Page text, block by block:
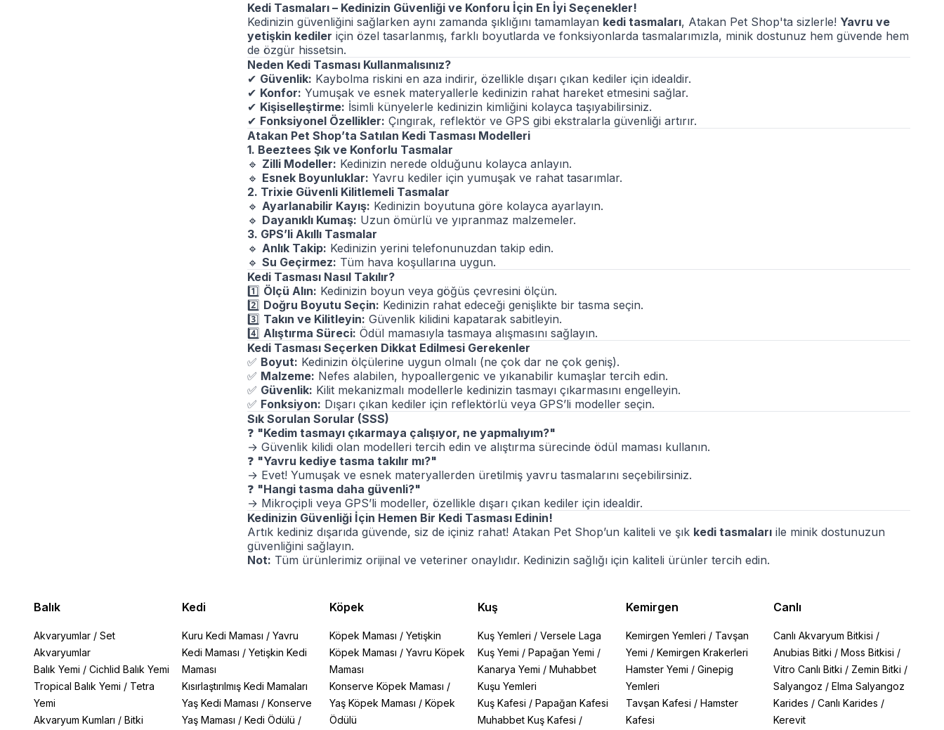
Kedi Tasmaları – Kedinizin Güvenliği ve Konforu İçin En İyi Seçenekler!
Kedinizin güvenliğini sağlarken aynı zamanda şıklığını tamamlayan kedi tasmaları, Atakan Pet Shop'ta sizlerle! Yavru ve
yetişkin kediler için özel tasarlanmış, farklı boyutlarda ve fonksiyonlarda tasmalarımızla, minik dostunuz hem güvende hem
de özgür hissetsin.
Neden Kedi Tasması Kullanmalısınız?
✔ Güvenlik: Kaybolma riskini en aza indirir, özellikle dışarı çıkan kediler için idealdir.
✔ Konfor: Yumuşak ve esnek materyallerle kedinizin rahat hareket etmesini sağlar.
✔ Kişiselleştirme: İsimli künyelerle kedinizin kimliğini kolayca taşıyabilirsiniz.
✔ Fonksiyonel Özellikler: Çıngırak, reflektör ve GPS gibi ekstralarla güvenliği artırır.
Atakan Pet Shop’ta Satılan Kedi Tasması Modelleri
1. Beeztees Şık ve Konforlu Tasmalar
🔹 Zilli Modeller: Kedinizin nerede olduğunu kolayca anlayın.
🔹 Esnek Boyunluklar: Yavru kediler için yumuşak ve rahat tasarımlar.
2. Trixie Güvenli Kilitlemeli Tasmalar
🔹 Ayarlanabilir Kayış: Kedinizin boyutuna göre kolayca ayarlayın.
🔹 Dayanıklı Kumaş: Uzun ömürlü ve yıpranmaz malzemeler.
3. GPS’li Akıllı Tasmalar
🔹 Anlık Takip: Kedinizin yerini telefonunuzdan takip edin.
🔹 Su Geçirmez: Tüm hava koşullarına uygun.
Kedi Tasması Nasıl Takılır?
1️ Ölçü Alın: Kedinizin boyun veya göğüs çevresini ölçün.
2️ Doğru Boyutu Seçin: Kedinizin rahat edeceği genişlikte bir tasma seçin.
3️ Takın ve Kilitleyin: Güvenlik kilidini kapatarak sabitleyin.
4️ Alıştırma Süreci: Ödül mamasıyla tasmaya alışmasını sağlayın.
Kedi Tasması Seçerken Dikkat Edilmesi Gerekenler
✅ Boyut: Kedinizin ölçülerine uygun olmalı (ne çok dar ne çok geniş).
✅ Malzeme: Nefes alabilen, hypoallergenic ve yıkanabilir kumaşlar tercih edin.
✅ Güvenlik: Kilit mekanizmalı modellerle kedinizin tasmayı çıkarmasını engelleyin.
✅ Fonksiyon: Dışarı çıkan kediler için reflektörlü veya GPS’li modeller seçin.
Sık Sorulan Sorular (SSS)
❓ "Kedim tasmayı çıkarmaya çalışıyor, ne yapmalıyım?"
→ Güvenlik kilidi olan modelleri tercih edin ve alıştırma sürecinde ödül maması kullanın.
❓ "Yavru kediye tasma takılır mı?"
→ Evet! Yumuşak ve esnek materyallerden üretilmiş yavru tasmalarını seçebilirsiniz.
❓ "Hangi tasma daha güvenli?"
→ Mikroçipli veya GPS’li modeller, özellikle dışarı çıkan kediler için idealdir.
Kedinizin Güvenliği İçin Hemen Bir Kedi Tasması Edinin!
Artık kediniz dışarıda güvende, siz de içiniz rahat! Atakan Pet Shop’un kaliteli ve şık kedi tasmaları ile minik dostunuzun
güvenliğini sağlayın.
Not: Tüm ürünlerimiz orijinal ve veteriner onaylıdır. Kedinizin sağlığı için kaliteli ürünler tercih edin.
Balık
Akvaryumlar / Set
Akvaryumlar
Balık Yemi / Cichlid Balık Yemi
Tropical Balık Yemi / Tetra
Yemi
Akvaryum Kumları / Bitki
Kedi
Kuru Kedi Maması / Yavru
Kedi Maması / Yetişkin Kedi
Maması
Kısırlaştırılmış Kedi Mamaları
Yaş Kedi Maması / Konserve
Yaş Maması / Kedi Ödülü /
Köpek
Köpek Maması /Yetişkin
Köpek Maması /Yavru Köpek
Maması
Konserve Köpek Maması /
Yaş Köpek Maması /Köpek
Ödülü
Kuş
Kuş Yemleri / Versele Laga
Kuş Yemi / Papağan Yemi /
Kanarya Yemi / Muhabbet
Kuşu Yemleri
Kuş Kafesi / Papağan Kafesi
Muhabbet Kuş Kafesi /
Kemirgen
Kemirgen Yemleri / Tavşan
Yemi / Kemirgen Krakerleri
Hamster Yemi / Ginepig
Yemleri
Tavşan Kafesi / Hamster
Kafesi
Canlı
Canlı Akvaryum Bitkisi /
Anubias Bitki /Moss Bitkisi /
Vitro Canlı Bitki / Zemin Bitki /
Salyangoz /Elma Salyangoz
Karides /Canlı Karides /
Kerevit